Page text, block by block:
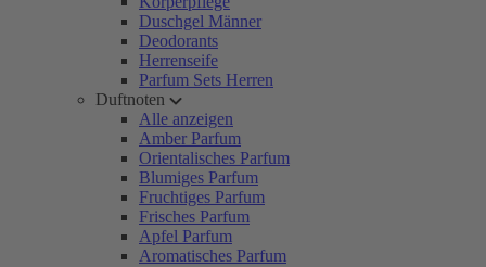
Duschgel Männer
Deodorants
Herrenseife
Parfum Sets Herren
Duftnoten
Alle anzeigen
Amber Parfum
Orientalisches Parfum
Blumiges Parfum
Fruchtiges Parfum
Frisches Parfum
Apfel Parfum
Aromatisches Parfum